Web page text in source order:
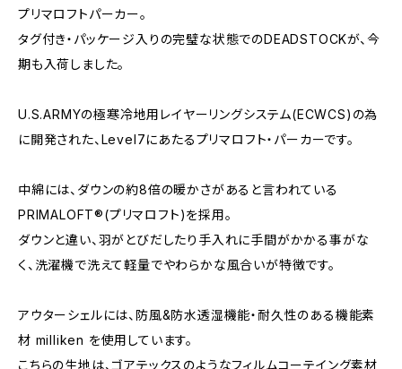
プリマロフトパーカー。
タグ付き・パッケージ入りの完璧な状態でのDEADSTOCKが、今
期も入荷しました。
U.S.ARMYの極寒冷地用レイヤーリングシステム(ECWCS)の為
に開発された、Level7にあたるプリマロフト・パーカーです。
中綿には、ダウンの約8倍の暖かさがあると言われている
PRIMALOFT®(プリマロフト)を採用。
ダウンと違い、羽がとびだしたり手入れに手間がかかる事がな
く、洗濯機で洗えて軽量でやわらかな風合いが特徴です。
アウターシェルには、防風&防水透湿機能・耐久性のある機能素
材 milliken を使用しています。
こちらの生地は、ゴアテックスのようなフィルムコーテイング素材